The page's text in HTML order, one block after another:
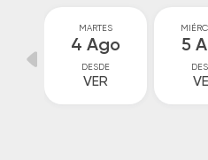
MARTES
4 Ago
DESDE
VER
5